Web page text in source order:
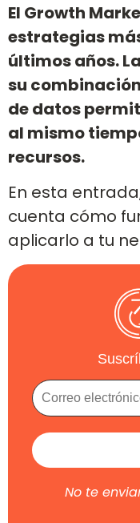
El Growth
estrategias
últimos años.
su
de datos
al mismo
recursos.
En esta
cuenta cómo
aplicarlo a tu
No te